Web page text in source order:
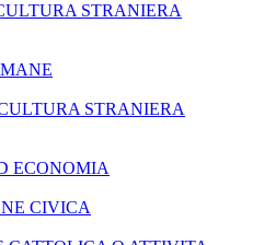
STRANIERA
STRANIERA
ECONOMIA
CIVICA